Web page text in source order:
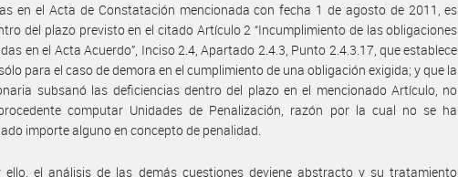
en el Acta de Constatación mencionada con fecha 1 de agosto de 2011, es
del plazo previsto en el citado Artículo 2 “Incumplimiento de las obligaciones
en el Acta Acuerdo”, Inciso 2.4, Apartado 2.4.3, Punto 2.4.3.17, que establece
para el caso de demora en el cumplimiento de una obligación exigida; y que la
subsanó las deficiencias dentro del plazo en el mencionado Artículo, no
computar Unidades de Penalización, razón por la cual no se ha
importe alguno en concepto de penalidad.
ello, el análisis de las demás cuestiones deviene abstracto y su tratamiento